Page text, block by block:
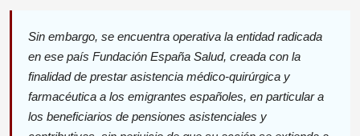
Sin embargo, se encuentra operativa la entidad radicada
en ese país Fundación España Salud, creada con la
finalidad de prestar asistencia médico-quirúrgica y
farmacéutica a los emigrantes españoles, en particular a
los beneficiarios de pensiones asistenciales y